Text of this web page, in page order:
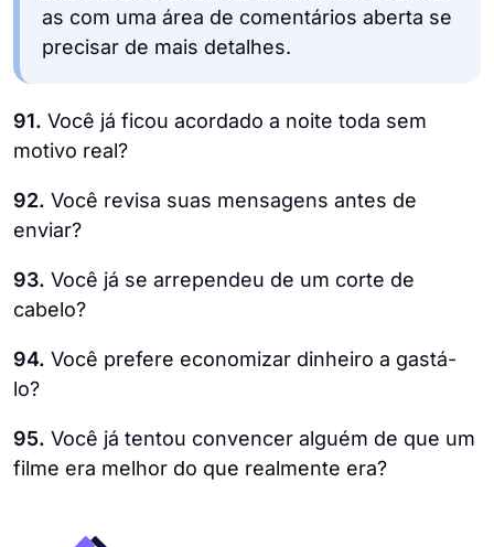
as com uma área de comentários aberta se
precisar de mais detalhes.
91. Você já ficou acordado a noite toda sem
motivo real?
92. Você revisa suas mensagens antes de
enviar?
93. Você já se arrependeu de um corte de
cabelo?
94. Você prefere economizar dinheiro a gastá-
lo?
95. Você já tentou convencer alguém de que um
filme era melhor do que realmente era?